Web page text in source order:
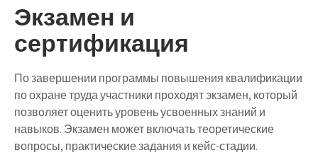
Экзамен и
сертификация
По завершении программы повышения квалификации
по охране труда участники проходят экзамен, который
позволяет оценить уровень усвоенных знаний и
навыков. Экзамен может включать теоретические
вопросы, практические задания и кейс-стадии.